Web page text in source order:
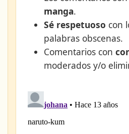
manga.
Sé respetuoso con
palabras obscenas.
Comentarios con
moderados y/o